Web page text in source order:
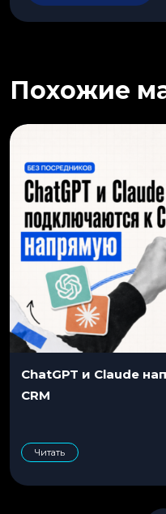
Похожие
ChatGPT и Claude
CRM
Читать